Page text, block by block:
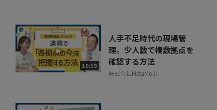
10:19
人手不足時代の現場管
理。少人数で複数拠点を
確認する方法
株式会社MetaMoJi